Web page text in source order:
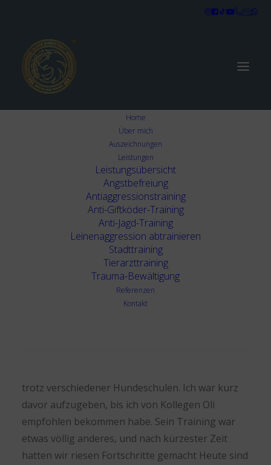
Home
Über mich
Auszeichnungen
Leistungen
Leistungsübersicht
Angstbefreiung
Antiaggressionstraining
Anti-Giftköder-Training
Anti-Jagd-Training
Leinenaggression abtrainieren
Stadttraining
Tierarzttraining
Trauma-Bewältigung
Referenzen
Kontakt
Marco Koenig
Zur Google Rezension Juni 2024
trotz verschiedener Hundeschulen. Ich war kurz
davor aufzugeben, bis ich von Kollegen Oli
empfohlen bekommen habe. Sein Training war
etwas völlig anderes, und nach kürzester Zeit
hatten wir riesen Fortschritte gemacht Heute sind